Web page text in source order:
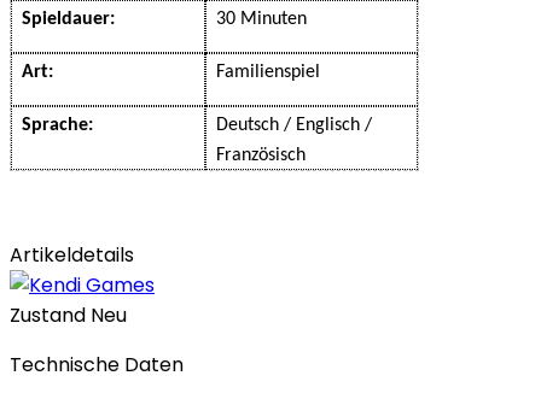
Spieldauer: 30 Minuten
Art: Familienspiel
Sprache:
Deutsch / Englisch /
Französisch
Artikeldetails
Zustand Neu
Technische Daten